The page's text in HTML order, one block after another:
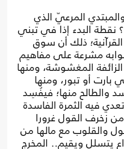
المرعيّ الذي
نقطة البدء إذا في تبني
ذلك أن سوق
مشرعة على مفاهيم
المغشوشة، ومنها
بارت أو تبور، ومنها
والطالح منها؛ فيفُسِد
فيه الثمرة الفاسدة
من زخرف القول غرورا
والقلوب مع مالها من
يتسلل ويقيم.. المخرج